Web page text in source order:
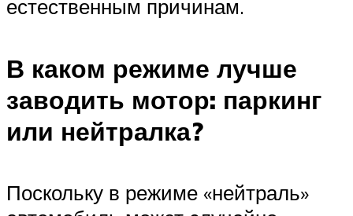
естественным причинам.
В каком режиме лучше
заводить мотор: паркинг
или нейтралка?
Поскольку в режиме «нейтраль»